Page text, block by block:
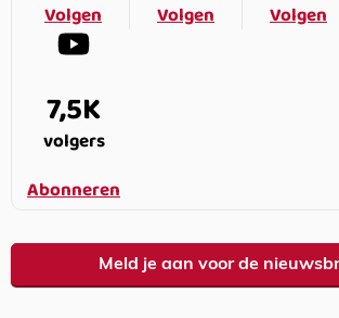
Volgen
Volgen
Volgen
7,5K
volgers
Abonneren
Meld je aan voor de